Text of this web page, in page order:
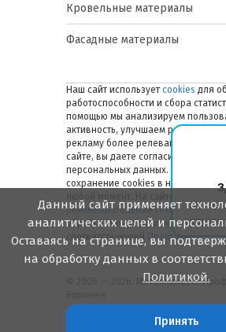
Мы
вопросы
Кровельные материалы
Фасадные материалы
Наш сайт использует cookies для
работоспособности и сбора
помощью мы анализируем
активность, улучшаем работу
рекламу более релевантной.
сайте, вы даете согласие на
персональных данных. Вы можете
сохранение cookies в настройках
любой момент. На сайте также
рекомендательные технологии.
обработке персональных данных
соответствующей
Политике.
© 2006 — 2026. Металлинвест
Данный сайт применяет
аналитических целей и
Оставаясь на странице, вы
на обработку данных в
Политикой.
Принять